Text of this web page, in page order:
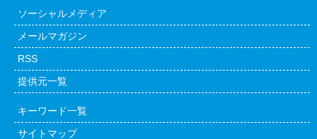
ソーシャルメディア
メールマガジン
RSS
提供元一覧
キーワード一覧
サイトマップ